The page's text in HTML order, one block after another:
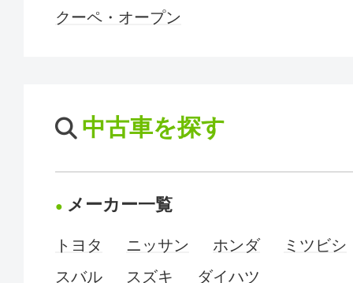
クーペ・オープン
中古車を探す
メーカー一覧
トヨタ ニッサン ホンダ
ミツビシ
スバル
スズキ ダイハツ